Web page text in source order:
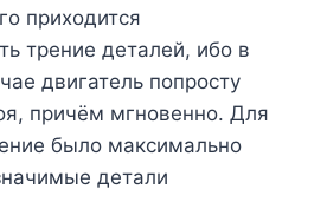
приходится
трение деталей, ибо в
двигатель попросту
причём мгновенно. Для
было максимально
детали